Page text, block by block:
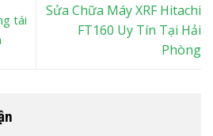
tái
Sửa Chữa Máy XRF Hitachi
FT160 Uy Tín Tại Hải
Phòng